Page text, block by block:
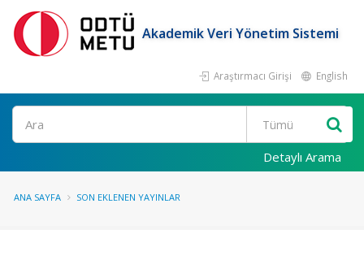
Akademik Veri Yönetim Sistemi
Araştırmacı Girişi English
Ara
Detaylı Arama
ANA SAYFA SON EKLENEN YAYINLAR